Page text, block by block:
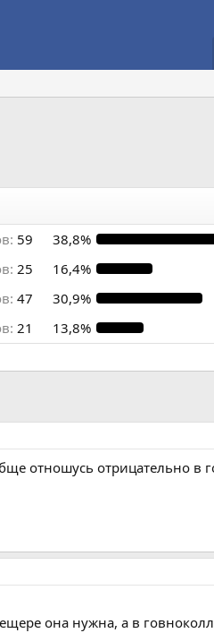
59
38,8%
25
16,4%
47
30,9%
21 13,8%
отношусь отрицательно в
она нужна, а в